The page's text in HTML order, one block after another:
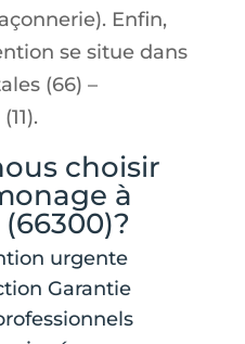
Enfin,
se situe dans
(66) –
choisir
à
urgente
Garantie